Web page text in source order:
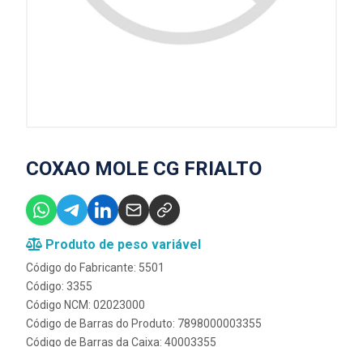
COXAO MOLE CG FRIALTO
Produto de peso variável
Código do Fabricante: 5501
Código: 3355
Código NCM: 02023000
Código de Barras do Produto: 7898000003355
Código de Barras da Caixa: 40003355